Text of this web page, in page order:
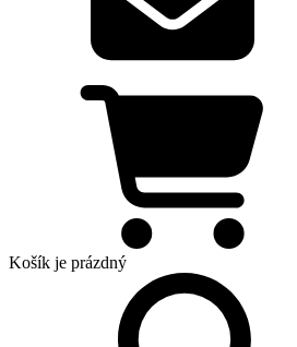
Košík je prázdný